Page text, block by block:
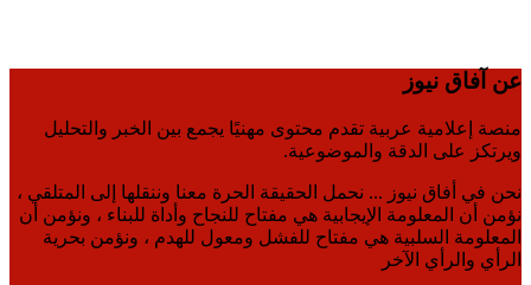
عن آفاق نيوز
منصة إعلامية عربية تقدم محتوى مهنيًا يجمع بين الخبر والتحليل
ويرتكز على الدقة والموضوعية.
نحن في أفاق نيوز ... نحمل الحقيقة الحرة معنا وننقلها إلى المتلقي ،
نؤمن أن المعلومة الإيجابية هي مفتاح للنجاح وأداة للبناء ، ونؤمن أن
المعلومة السلبية هي مفتاح للفشل ومعول للهدم ، ونؤمن بحرية
الرأي والرأي الآخر